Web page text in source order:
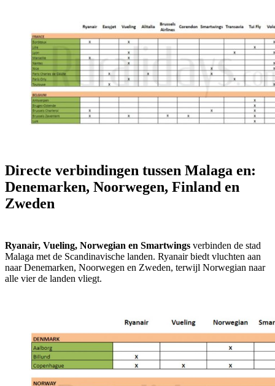
Directe verbindingen tussen Malaga en:
Denemarken, Noorwegen, Finland en
Zweden
Ryanair, Vueling, Norwegian en Smartwings verbinden de stad
Malaga met de Scandinavische landen. Ryanair biedt vluchten aan
naar Denemarken, Noorwegen en Zweden, terwijl Norwegian naar
alle vier de landen vliegt.